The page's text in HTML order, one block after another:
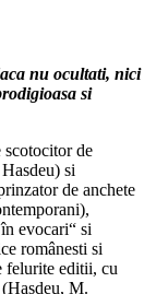
nu ocultati, nici
si
scotocitor de
si
de anchete
evocari“ si
românesti si
felurite editii, cu
M.